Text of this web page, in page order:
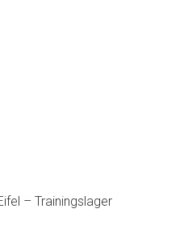
– Trainingslager